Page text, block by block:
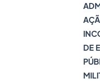
DE